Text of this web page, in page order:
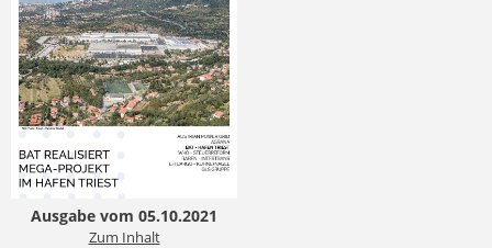
Ausgabe vom 05.10.2021
Zum Inhalt